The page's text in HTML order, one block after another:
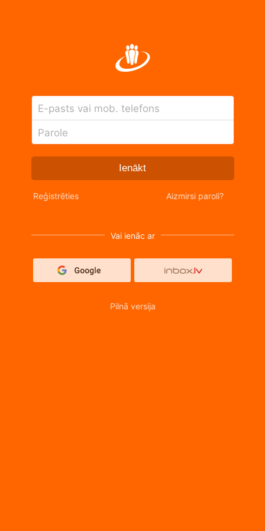
E-pasts vai mob. telefons
Parole
Ienākt
Reģistrēties Aizmirsi paroli?
Vai ienāc ar
Pilnā versija